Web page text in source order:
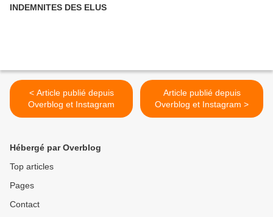
INDEMNITES DES ELUS
< Article publié depuis
Overblog et Instagram
Article publié depuis
Overblog et Instagram >
Hébergé par Overblog
Top articles
Pages
Contact